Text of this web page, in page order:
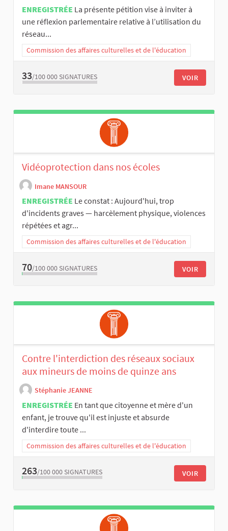
ENREGISTRÉE La présente pétition vise à inviter à
une réflexion parlementaire relative à l’utilisation du
réseau...
Commission des affaires culturelles et de l'éducation
33/100 000 SIGNATURES VOIR
Vidéoprotection dans nos écoles
Imane MANSOUR
ENREGISTRÉE Le constat : Aujourd'hui, trop
d'incidents graves — harcèlement physique, violences
répétées et agr...
Commission des affaires culturelles et de l'éducation
70/100 000 SIGNATURES VOIR
Contre l'interdiction des réseaux sociaux
aux mineurs de moins de quinze ans
Stéphanie JEANNE
ENREGISTRÉE En tant que citoyenne et mère d'un
enfant, je trouve qu'il est injuste et absurde
d'interdire toute ...
Commission des affaires culturelles et de l'éducation
263/100 000 SIGNATURES VOIR